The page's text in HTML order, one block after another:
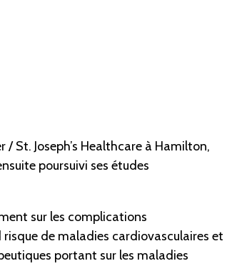
St. Joseph’s Healthcare à Hamilton,
poursuivi ses études
sur les complications
risque de maladies cardiovasculaires et
portant sur les maladies